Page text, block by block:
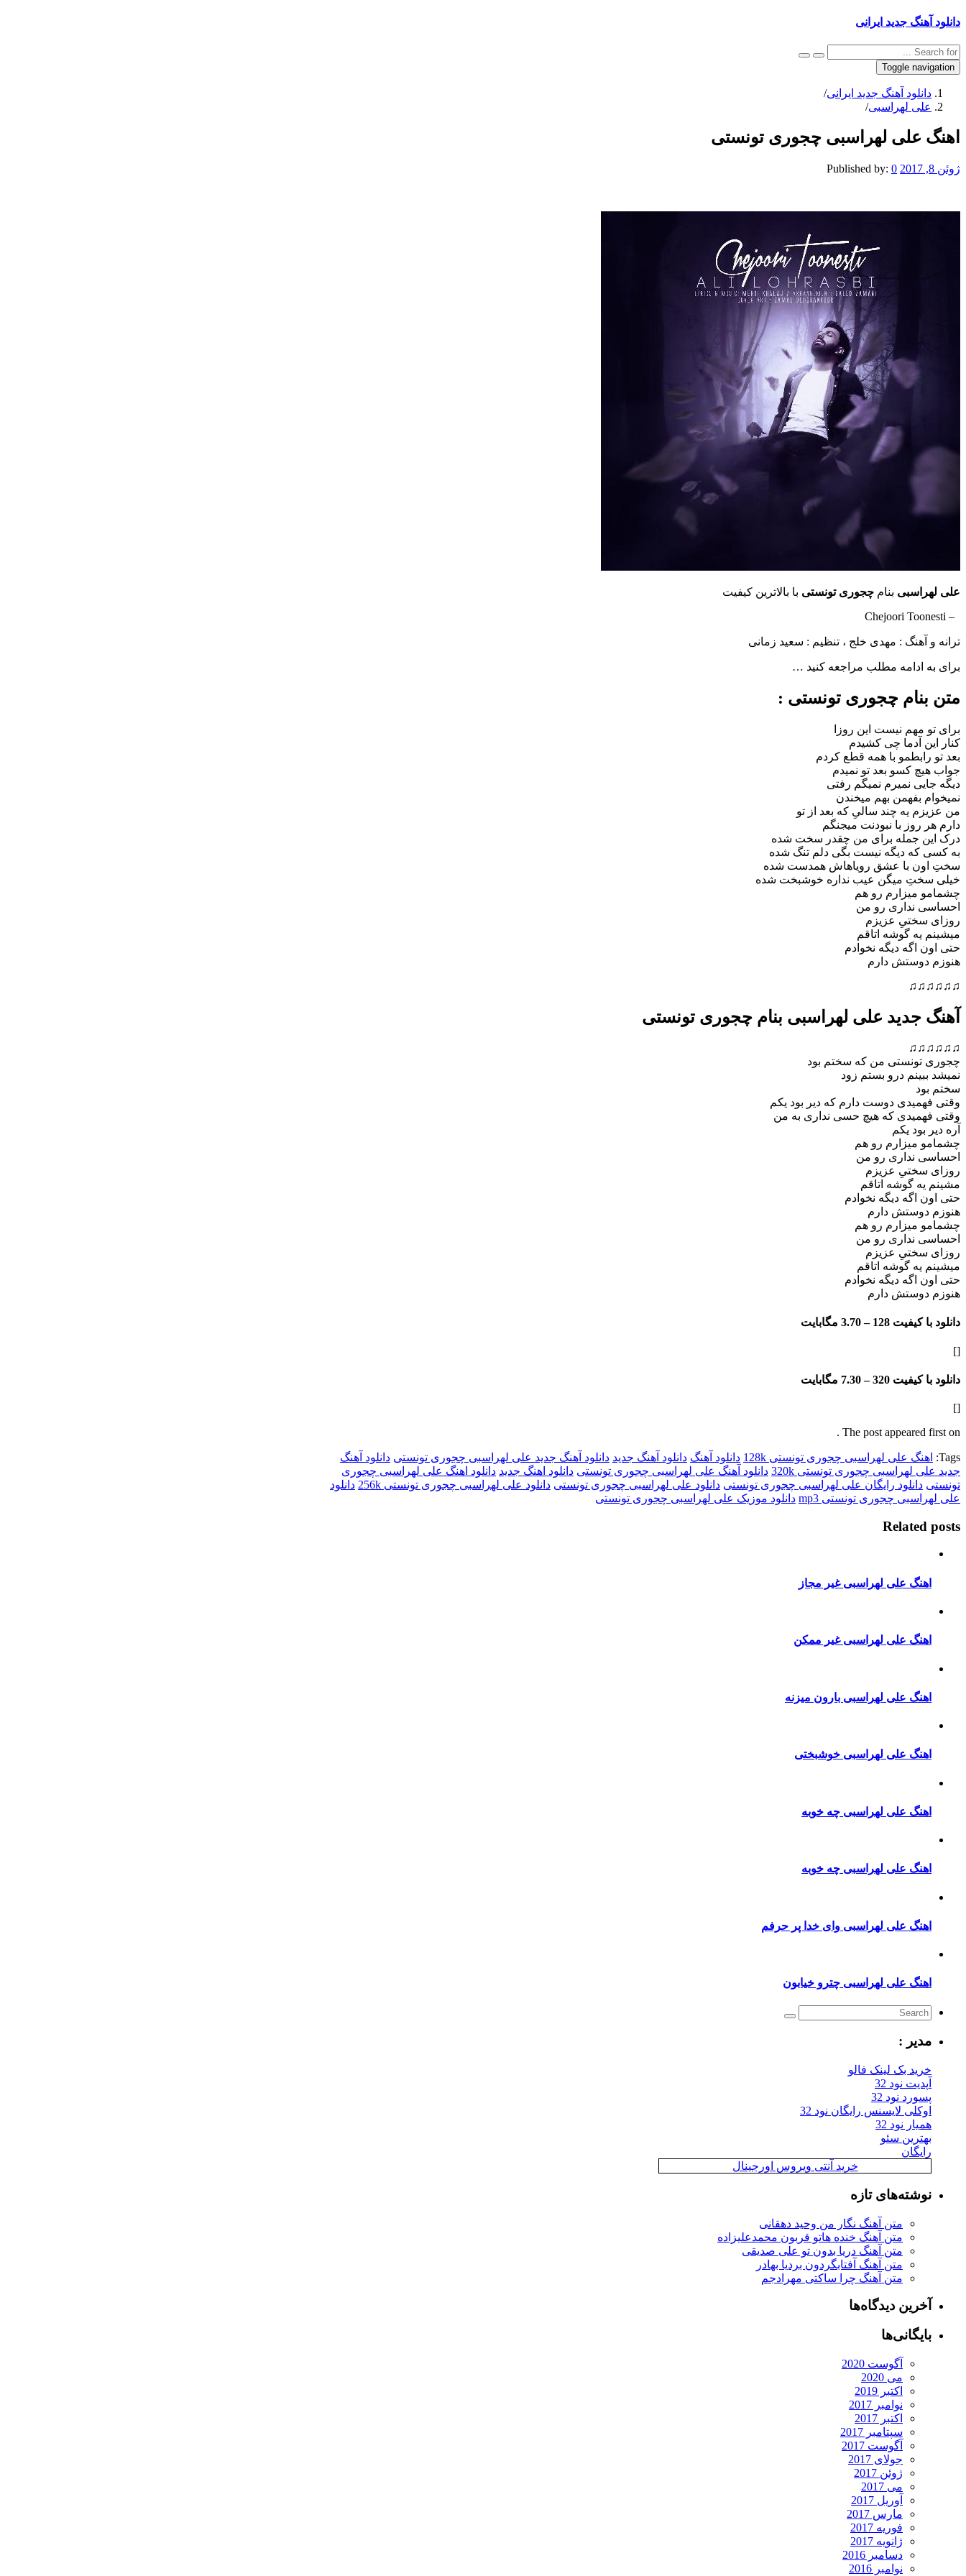
دانلود آهنگ جدید ایرانی
Toggle navigation
دانلود آهنگ جدید ایرانی/
علی لهراسبی/
اهنگ علی لهراسبی چجوری تونستی
ژوئن 8, 2017 Published by: 0
علی لهراسبی بنام چجوری تونستی با بالاترین کیفیت
– Chejoori Toonesti
ترانه و آهنگ : مهدی خلج ، تنظیم : سعید زمانی
برای به ادامه مطلب مراجعه کنید …
متن بنام چجوری تونستی :
برای تو مهم نیست این روزا
کنار این آدما چی کشیدم
بعد تو رابطمو با همه قطع کردم
جواب هیچ کسو بعد تو نمیدم
دیگه جایی نمیرم نمیگم رفتی
نمیخوام بفهمن بهم میخندن
من عزیزم یه چند سالیِ که بعد از تو
دارم هر روز با نبودنت میجنگم
درک این جمله برای من چقدر سخت شده
به کسی که دیگه نیست بگی دلم تنگ شده
سختِ اون با عشق رویاهاش همدست شده
خیلی سختِ میگن عیب نداره خوشبخت شده
چشمامو میزارم رو هم
احساسی نداری رو من
روزای سختیِ عزیزم
میشینم یه گوشه اتاقم
حتی اون اگه دیگه نخوادم
هنوزم دوستش دارم
♫♫♫♫♫♫
آهنگ جدید علی لهراسبی بنام چجوری تونستی
♫♫♫♫♫♫
چجوری تونستی من که سختم بود
نمیشد ببینم درو بستم زود
سختم بود
وقتی فهمیدی دوست دارم که دیر بود یکم
وقتی فهمیدی که هیچ حسی نداری به من
آره دیر بود یکم
چشمامو میزارم رو هم
احساسی نداری رو من
روزای سختیِ عزیزم
مشینم یه گوشه اتاقم
حتی اون اگه دیگه نخوادم
هنوزم دوستش دارم
چشمامو میزارم رو هم
احساسی نداری رو من
روزای سختیِ عزیزم
میشینم یه گوشه اتاقم
حتی اون اگه دیگه نخوادم
هنوزم دوستش دارم
دانلود با کیفیت 128 – 3.70 مگابایت
[]
دانلود با کیفیت 320 – 7.30 مگابایت
[]
The post appeared first on .
Tags: اهنگ علی لهراسبی چجوری تونستی 128k دانلود آهنگ دانلود آهنگ جدید دانلود آهنگ جدید علی لهراسبی چجوری تونستی دانلود آهنگ
جدید علی لهراسبی چجوری تونستی 320k
دانلود آهنگ علی لهراسبی چجوری تونستی دانلود اهنگ جدید دانلود اهنگ علی لهراسبی چجوری
تونستی دانلود رایگان علی لهراسبی چجوری تونستی دانلود علی لهراسبی چجوری تونستی دانلود علی لهراسبی چجوری تونستی 256k
دانلود
علی لهراسبی چجوری تونستی mp3
دانلود موزیک علی لهراسبی چجوری تونستی
Related posts
اهنگ علی لهراسبی غیر مجاز
اهنگ علی لهراسبی غیر ممکن
اهنگ علی لهراسبی بارون میزنه
اهنگ علی لهراسبی خوشبختی
اهنگ علی لهراسبی چه خوبه
اهنگ علی لهراسبی چه خوبه
اهنگ علی لهراسبی وای خدا پر حرفم
اهنگ علی لهراسبی چترو خیابون
مدیر :
خرید بک لینک فالو
آپدیت نود 32
پسورد نود 32
اوکلی لایسنس رایگان نود 32
همیار نود 32
بهترین سئو
رایگان
خرید آنتی ویروس اورجینال
نوشته‌های تازه
متن آهنگ نگار من وحید دهقانی
متن آهنگ خنده هاتو قربون محمدعلیزاده
متن آهنگ دریا بدون تو علی صدیقی
متن آهنگ آفتابگردون بردیا بهادر
متن آهنگ چرا ساکتی مهرادجم
آخرین دیدگاه‌ها
بایگانی‌ها
آگوست 2020
می 2020
اکتبر 2019
نوامبر 2017
اکتبر 2017
سپتامبر 2017
آگوست 2017
جولای 2017
ژوئن 2017
می 2017
آوریل 2017
مارس 2017
فوریه 2017
ژانویه 2017
دسامبر 2016
نوامبر 2016